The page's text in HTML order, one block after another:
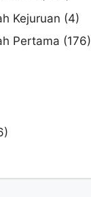
Kejuruan (4)
Pertama (176)